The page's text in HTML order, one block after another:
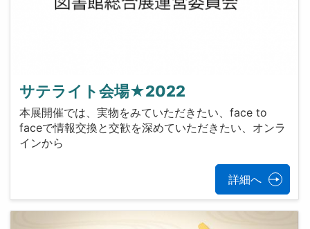
サテライト会場★2022
本展開催では、実物をみていただきたい、face to
faceで情報交換と交歓を深めていただきたい、オンラ
インから
詳細へ